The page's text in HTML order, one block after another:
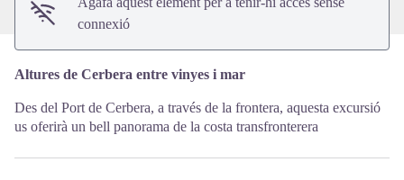
connexió
Altures de Cerbera entre vinyes i mar
Des del Port de Cerbera, a través de la frontera, aquesta excursió
us oferirà un bell panorama de la costa transfronterera